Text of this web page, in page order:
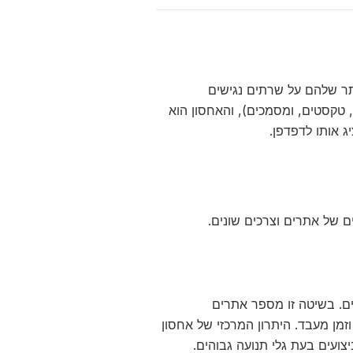
שלהם על שרתים נגישים
טקסטים, ומסמכים), והאחסון הוא
אותו לדפדפן.
של אתרים וצרכים שונים.
בשיטה זו מספר אתרים
מעבד. היתרון המרכזי של אחסון
בעת גלי תנועה גבוהים.